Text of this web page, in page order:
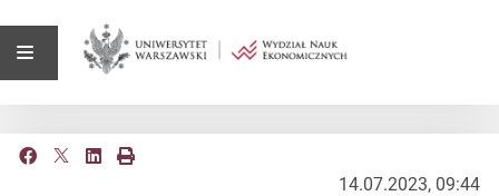
14.07.2023, 09:44